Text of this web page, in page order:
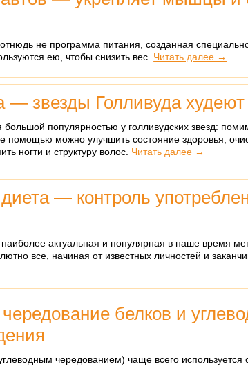
не программа питания, созданная
ею, чтобы снизить вес. Читать далее →
— звезды Голливуда
большой популярностью у голливудских звезд:
помощью можно улучшить состояние здоровья,
ногти и структуру волос. Читать далее →
— контроль
актуальная и популярная в наше время
все, начиная от известных личностей и
белков и
чередованием) чаще всего используется